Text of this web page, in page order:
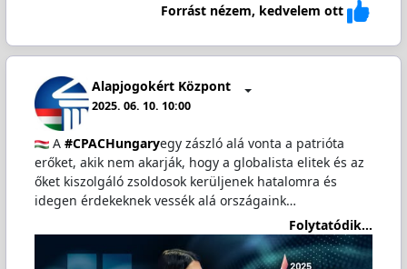
Forrást nézem, kedvelem ott
Alapjogokért Központ
2025. 06. 10. 10:00
A #CPACHungaryegy zászló alá vonta a patrióta
erőket, akik nem akarják, hogy a globalista elitek és az
őket kiszolgáló zsoldosok kerüljenek hatalomra és
idegen érdekeknek vessék alá országaink…
Folytatódik...